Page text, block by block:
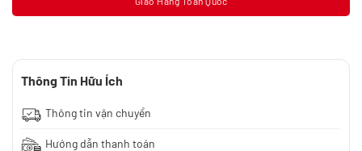
Thông Tin Hữu Ích
Thông tin vận chuyển
Hướng dẫn thanh toán